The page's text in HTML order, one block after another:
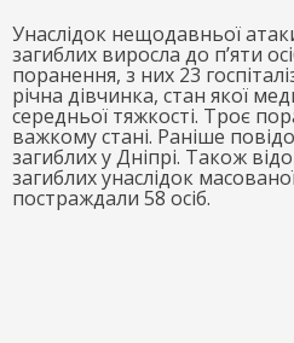
Унаслідок нещодавньої
загиблих виросла до п’яти
поранення, з них 23
річна дівчинка, стан якої
середньої тяжкості. Троє
важкому стані. Раніше
загиблих у Дніпрі. Також
загиблих унаслідок
постраждали 58 осіб.